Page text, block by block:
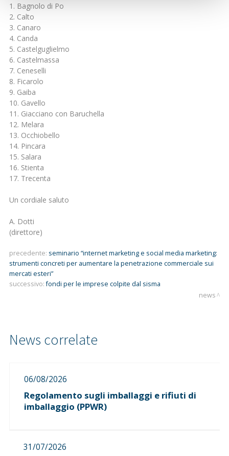
1. Bagnolo di Po
2. Calto
3. Canaro
4. Canda
5. Castelguglielmo
6. Castelmassa
7. Ceneselli
8. Ficarolo
9. Gaiba
10. Gavello
11. Giacciano con Baruchella
12. Melara
13. Occhiobello
14. Pincara
15. Salara
16. Stienta
17. Trecenta
Un cordiale saluto
A. Dotti
(direttore)
precedente: seminario “internet marketing e social media marketing:
strumenti concreti per aumentare la penetrazione commerciale sui
mercati esteri”
successivo:fondi per le imprese colpite dal sisma
news
06/08/2026
Regolamento sugli imballaggi e rifiuti di
imballaggio (PPWR)
31/07/2026